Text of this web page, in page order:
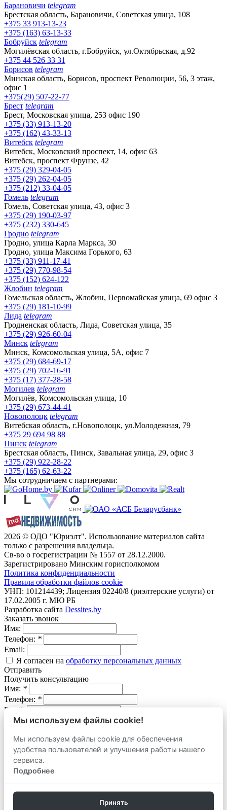
Барановичи telegram
Брестская область, Барановичи, Советская улица, 108
+375 33 913-13-23
+375 (163) 63-13-33
Бобруйск telegram
Могилёвская область, г.Бобруйск, ул.Октябрьская, д.92
+375 44 526 33 31
Борисов telegram
Минская область, Борисов, проспект Революции, 56, 3 этаж,
офис 1
+375(29) 507-22-77
Брест telegram
Брест, Московская улица, 253 офис 190
+375 (33) 913-13-20
+375 (162) 43-33-13
Витебск telegram
Витебск, Московский проспект, 14, офис 63
Витебск, проспект Фрунзе, 42
+375 (29) 329-04-05
+375 (29) 262-04-05
+375 (212) 33-04-05
Гомель telegram
Гомель, Советская улица, 43, офис 3
+375 (29) 190-03-97
+375 (232) 330-645
Гродно telegram
Гродно, улица Карла Маркса, 30
Гродно, улица Максима Горького, 63
+375 (33) 911-17-41
+375 (29) 770-98-54
+375 (152) 624-122
Жлобин telegram
Гомельская область, Жлобин, Первомайская улица, 69 офис 3
+375 (29) 181-10-99
Лида telegram
Гродненская область, Лида, Советская улица, 35
+375 (29) 926-60-04
Минск telegram
Минск, Комсомольская улица, 5А, офис 7
+375 (29) 684-69-17
+375 (29) 702-16-91
+375 (17) 377-28-58
Могилев telegram
Могилёв, Комсомольская улица, 10
+375 (29) 673-44-41
Новополоцк telegram
Витебская область, г.Новополоцк, ул.Молодежная, 79
+375 29 694 98 88
Пинск telegram
Брестская область, Пинск, Завальная улица, 29, офис 3
+375 (29) 922-28-22
+375 (165) 62-63-22
Мы сотрудничаем с партнерами:
2026 © ОДО "Юриэлт". Использование материалов сайта
только с разрешения владельца.
Св-во о госрегистрации № 1557 от 28.12.2000.
Зарегистрировано Минским горисполкомом
Политика конфиденциальности
Правила обработки файлов cookie
УНП: 101214439; Лицензия 02240/8 (риэлтерские услуги) от
17.02.2005 г. МЮ РБ
Разработка сайта Dessites.by
Заказать звонок
Имя:
Телефон: *
Email:
Я согласен на обработку персональных данных
Отправить
Получить консультацию
Имя: *
Телефон: *
Email:
Я согласен наобработку персональных данных
Отправить
Оставить заявку
продать
Вид объекта:
Мы используем файлы cookie!
Мы используем файлы cookie для обеспечения
удобства пользователей и улучшения работы нашего
сервиса.
Подробнее
Принять